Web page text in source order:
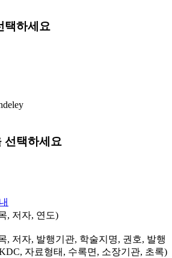
택하세요
선택하세요
, 저자, 연도)
, 저자, 발행기관, 학술지명, 권호, 발행
자료형태, 수록면, 소장기관, 초록)